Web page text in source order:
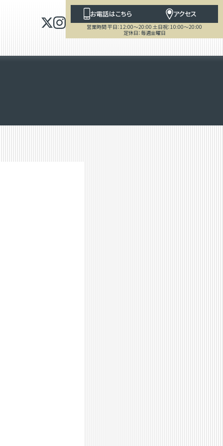
お電話はこちら アクセス
営業時間 平日：12:00～20:00 土日祝：10:00～20:00
定休日：毎週金曜日